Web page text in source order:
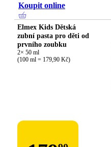
Koupit online
Elmex Kids Dětská
zubní pasta pro děti od
prvního zoubku
2× 50 ml
(100 ml = 179,90 Kč)